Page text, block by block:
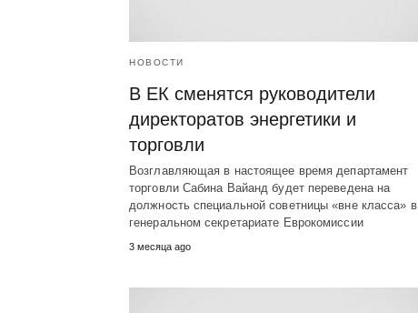
НОВОСТИ
В ЕК сменятся руководители
директоратов энергетики и
торговли
Возглавляющая в настоящее время департамент
торговли Сабина Вайанд будет переведена на
должность специальной советницы «вне класса» в
генеральном секретариате Еврокомиссии
3 месяца ago